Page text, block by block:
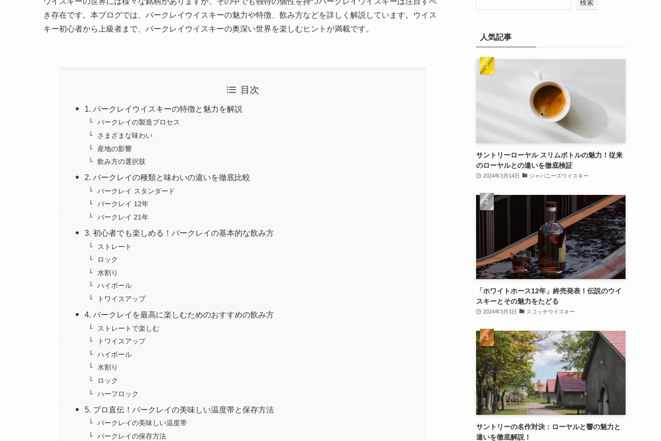
き存在です。本ブログでは、バークレイウイスキーの魅力や特徴、飲み方などを詳しく解説しています。ウイス
キー初心者から上級者まで、バークレイウイスキーの奥深い世界を楽しむヒントが満載です。
目次
1. バークレイウイスキーの特徴と魅力を解説
バークレイの製造プロセス
さまざまな味わい
産地の影響
飲み方の選択肢
2. バークレイの種類と味わいの違いを徹底比較
バークレイ スタンダード
バークレイ 12年
バークレイ 21年
3. 初心者でも楽しめる！バークレイの基本的な飲み方
ストレート
ロック
水割り
ハイボール
トワイスアップ
4. バークレイを最高に楽しむためのおすすめの飲み方
ストレートで楽しむ
トワイスアップ
ハイボール
水割り
ロック
ハーフロック
5. プロ直伝！バークレイの美味しい温度帯と保存方法
バークレイの美味しい温度帯
バークレイの保存方法
検索
人気記事
サントリーローヤル スリムボトルの魅力！従来
のローヤルとの違いを徹底検証
2024年3月14日 ジャパニーズウイスキー
「ホワイトホース12年」終売発表！伝説のウイ
スキーとその魅力をたどる
2024年3月3日 スコッチウイスキー
サントリーの名作対決：ローヤルと響の魅力と
違いを徹底解説！